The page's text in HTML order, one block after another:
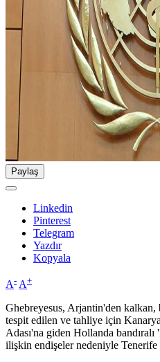
Paylaş
Linkedin
Pinterest
Telegram
Yazdır
Kopyala
A- A+
Ghebreyesus, Arjantin'den kalkan,
tespit edilen ve tahliye için
Adası'na giden Hollanda
ilişkin endişeler nedeniyle Tenerife